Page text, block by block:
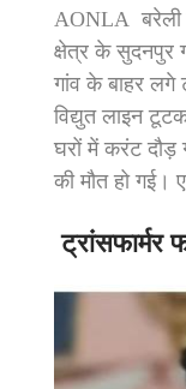
AONLA बरेली
क्षेत्र के सुदनपुर
गांव के बाहर लगे
विद्युत लाइन
घरों में करंट दौड़
की मौत हो गई।
ट्रांसफार्मर